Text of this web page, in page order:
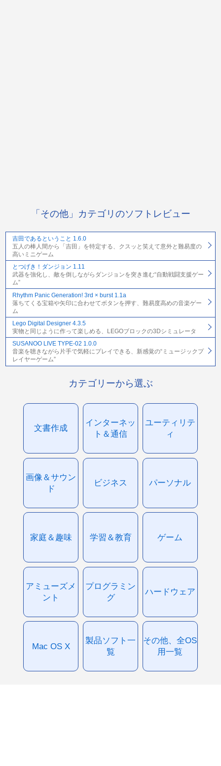
「その他」カテゴリのソフトレビュー
吉田であるということ 1.6.0
五人の棒人間から「吉田」を特定する、クスッと笑えて意外と難易度の
高いミニゲーム
とつげき！ダンジョン 1.11
武器を強化し、敵を倒しながらダンジョンを突き進む“自動戦闘支援ゲー
ム”
Rhythm Panic Generation! 3rd × burst 1.1a
落ちてくる宝箱や矢印に合わせてボタンを押す、難易度高めの音楽ゲー
ム
Lego Digital Designer 4.3.5
実物と同じように作って楽しめる、LEGOブロックの3Dシミュレータ
SUSANOO LIVE TYPE-02 1.0.0
音楽を聴きながら片手で気軽にプレイできる、新感覚の“ミュージックプ
レイヤーゲーム”
カテゴリーから選ぶ
文書作成
インターネッ
ト＆通信
ユーティリテ
ィ
画像＆サウン
ド
ビジネス パーソナル
家庭＆趣味 学習＆教育 ゲーム
アミューズメ
ント
プログラミン
グ
ハードウェア
Mac OS X
製品ソフト一
覧
その他、全OS
用一覧